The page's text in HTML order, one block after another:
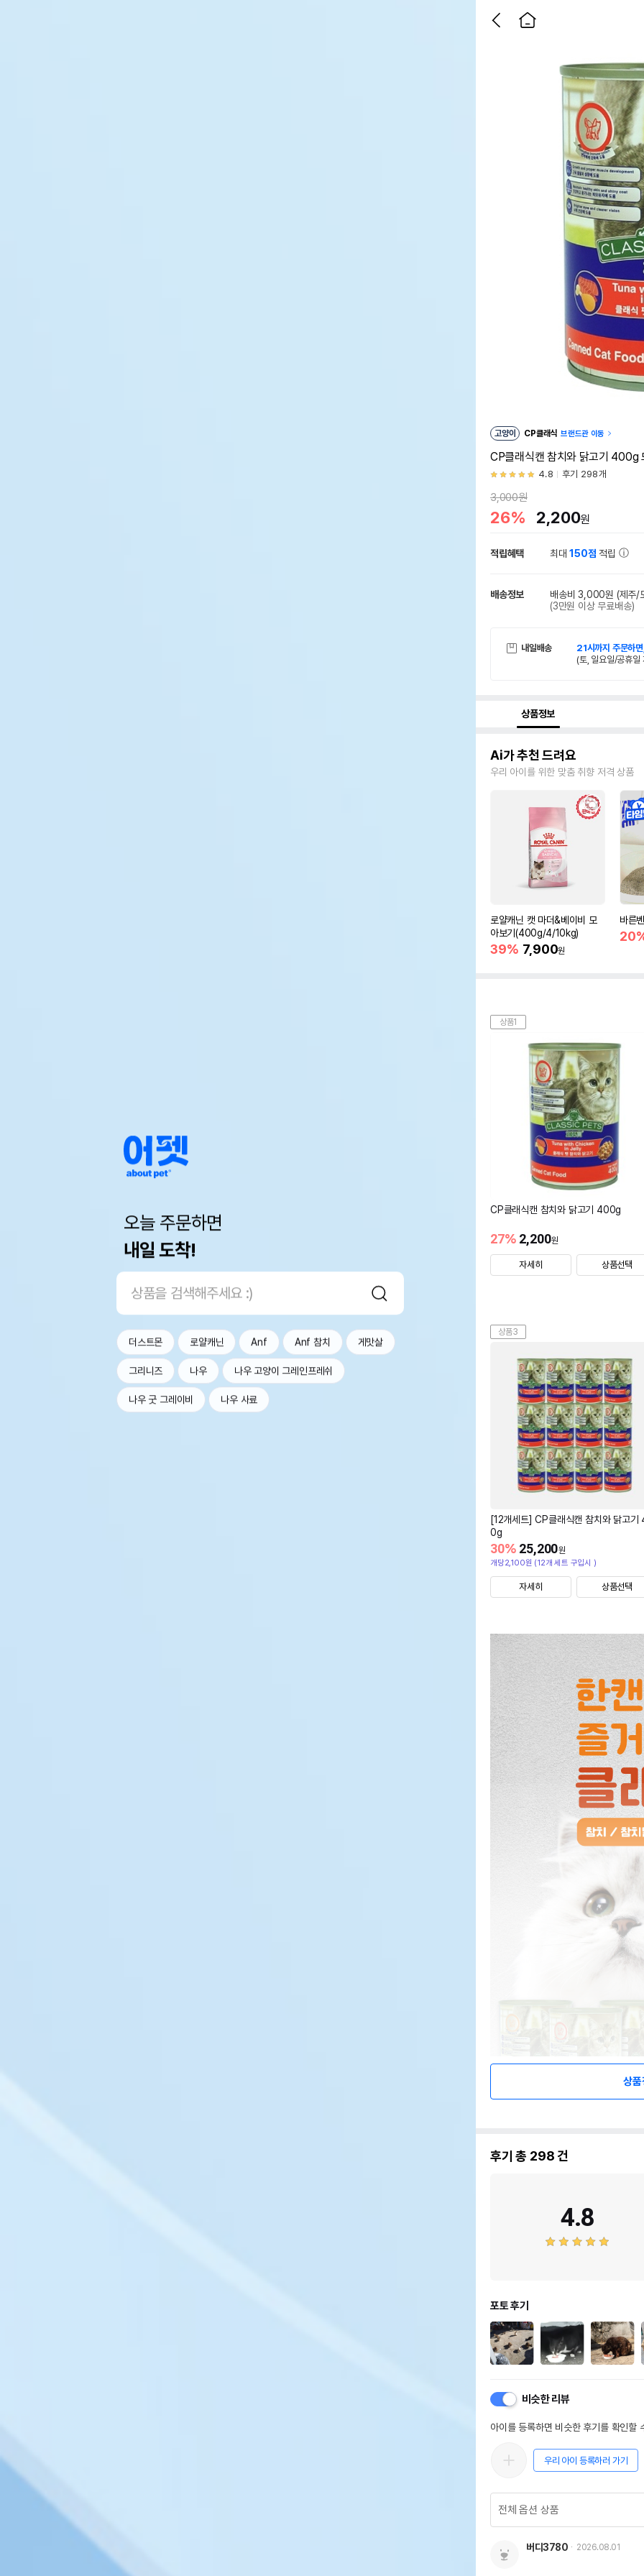
오늘 주문하면
내일 도착!
더스트몬 로얄캐닌 Anf Anf 참치 게맛살
그리니즈 나우 나우 고양이 그레인프레쉬
나우 굿 그레이비 나우 사료
고양이 CP클래식 브랜드관 이동
CP클래식캔 참치와 닭고기 400g
4.8 후기 298개
3,000원
26% 2,200원
적립혜택 최대150점 적립
배송정보 배송비 3,000원 (제주/
(3만원 이상 무료배송)
내일배송
21시까지 주문하
(토, 일요일/공휴일
상품정보
Ai가 추천 드려요
우리 아이를 위한 맞춤 취향 저격 상품
로얄캐닌 캣 마더&베이비 모
아보기(400g/4/10kg)
39% 7,900원
바른
상품1
CP클래식캔 참치와 닭고기 400g
2,200원
27%
자세히 상품선택
상품3
[12개세트] CP클래식캔 참치와 닭고기
0g
25,200원
30%
개당2,100원 (12개 세트 구입시 )
자세히 상품선택
상품
후기 총 298건
4.8
포토 후기
비슷한 리뷰
아이를 등록하면 비슷한 후기를 확인할
우리 아이 등록하러 가기
버디3780 2026.08.01